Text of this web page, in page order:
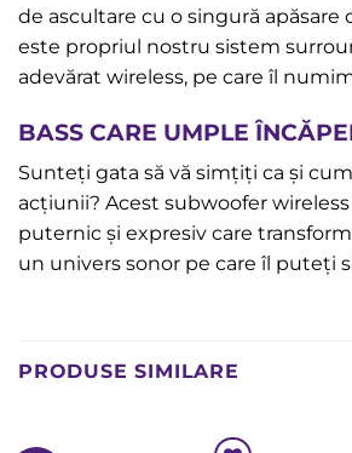
de ascultare cu o singură apăsare
este propriul nostru sistem
adevărat wireless, pe care îl
BASS CARE UMPLE
Sunteți gata să vă simțiți ca și
acțiunii? Acest subwoofer
puternic și expresiv care
un univers sonor pe care îl puteți
PRODUSE SIMILARE